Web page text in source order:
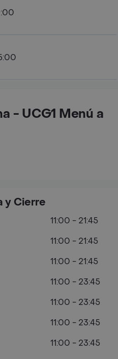
- UCG1 Menú a
y Cierre
11:00 - 21:45
11:00 - 21:45
11:00 - 21:45
11:00 - 23:45
11:00 - 23:45
11:00 - 23:45
11:00 - 23:45